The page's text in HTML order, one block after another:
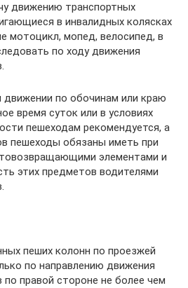
движению транспортных
в инвалидных колясках
мотоцикл, мопед, велосипед, в
по ходу движения
движении по обочинам или краю
время суток или в условиях
пешеходам рекомендуется, а
пешеходы обязаны иметь при
элементами и
этих предметов водителями
пеших колонн по проезжей
по направлению движения
по правой стороне не более чем